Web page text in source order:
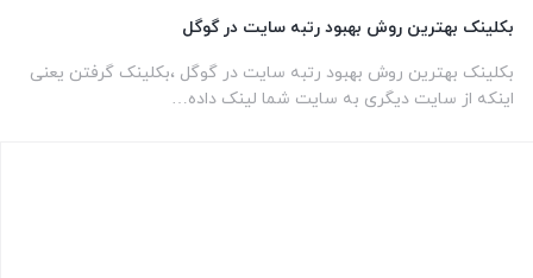
بکلینک بهترین روش بهبود رتبه سایت در گوگل
بکلینک بهترین روش بهبود رتبه سایت در گوگل ،بکلینک گرفتن یعنی
اینکه از سایت دیگری به سایت شما لینک داده…